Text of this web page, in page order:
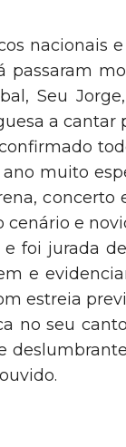
passaram
Seu
a cantar
muito
concerto
e
foi jurada
e
estreia
no seu